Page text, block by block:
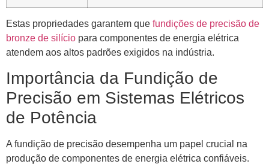
Estas propriedades garantem que fundições de precisão de
bronze de silício para componentes de energia elétrica
atendem aos altos padrões exigidos na indústria.
Importância da Fundição de
Precisão em Sistemas Elétricos
de Potência
A fundição de precisão desempenha um papel crucial na
produção de componentes de energia elétrica confiáveis.